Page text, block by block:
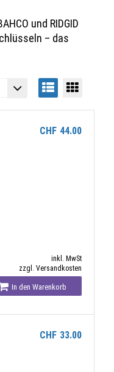
und RIDGID
– das
CHF 44.00
inkl. MwSt
zzgl. Versandkosten
In den Warenkorb
CHF 33.00